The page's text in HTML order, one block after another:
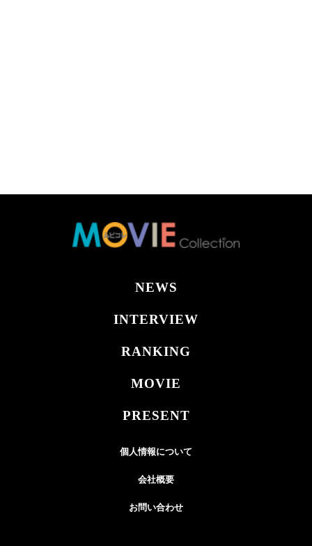
NEWS
INTERVIEW
RANKING
MOVIE
PRESENT
個人情報について
会社概要
お問い合わせ